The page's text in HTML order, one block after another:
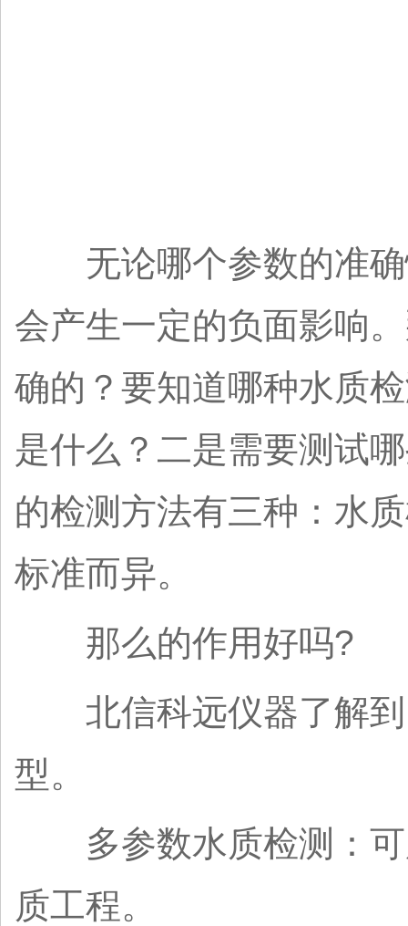
无论哪个参数的准确
会产生一定的负面影响
确的？要知道哪种水质
是什么？二是需要测试
的检测方法有三种：水
标准而异。
那么的作用好吗?
北信科远仪器了解到
型。
多参数水质检测：可
质工程。